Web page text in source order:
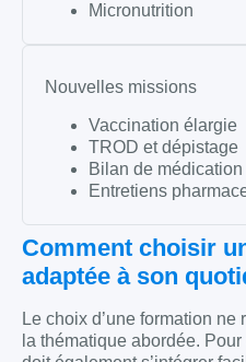
Micronutrition
Nouvelles missions
Vaccination élargie
TROD et dépistage
Bilan de médication
Entretiens
Comment choisir
adaptée à son
Le choix d’une formation
la thématique abordée.